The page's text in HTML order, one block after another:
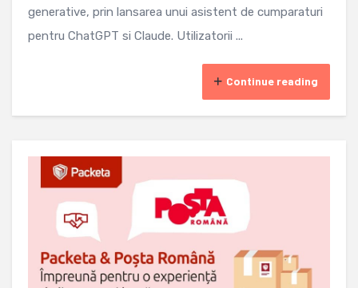
generative, prin lansarea unui asistent de cumparaturi
pentru ChatGPT si Claude. Utilizatorii ...
Continue reading